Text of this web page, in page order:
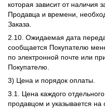
которая зависит от наличия
Продавца и времени,
Заказа.
2.10. Ожидаемая дата
сообщается Покупателю
по электронной почте или
Покупателю.
3) Цена и порядок оплаты.
3.1. Цена каждого
продавцом и указывается